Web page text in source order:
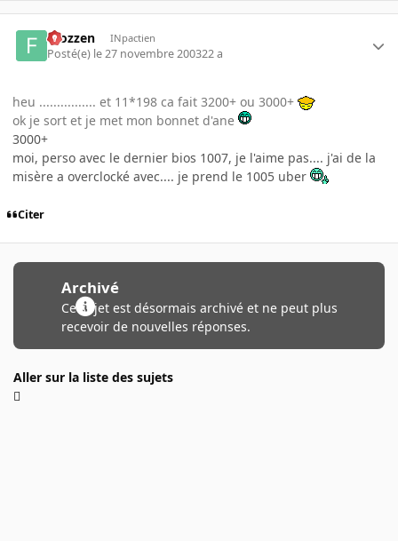
Frozzen INpactien
Posté(e) le 27 novembre 200322 a
heu ................ et 11*198 ca fait 3200+ ou 3000+
ok je sort et je met mon bonnet d'ane
3000+
moi, perso avec le dernier bios 1007, je l'aime pas.... j'ai de la
misère a overclocké avec.... je prend le 1005 uber
Citer
Archivé
Ce sujet est désormais archivé et ne peut plus
recevoir de nouvelles réponses.
Aller sur la liste des sujets